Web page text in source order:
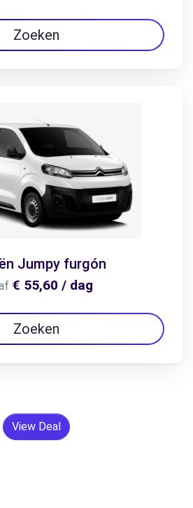
Zoeken
Jumpy furgón
€ 55,60 / dag
Zoeken
View Deal